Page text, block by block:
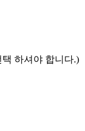
하셔야 합니다.)